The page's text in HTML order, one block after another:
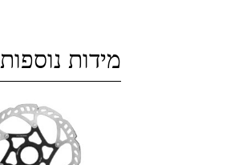
מידות נוספות